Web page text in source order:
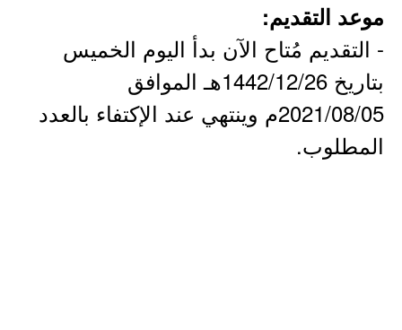
موعد التقديم:
- التقديم مُتاح الآن بدأ اليوم الخميس
بتاريخ 1442/12/26هـ الموافق
2021/08/05م وينتهي عند الإكتفاء بالعدد
المطلوب.